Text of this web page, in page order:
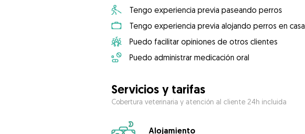
Tengo experiencia previa paseando perros
Tengo experiencia previa alojando perros en casa
Puedo facilitar opiniones de otros clientes
Puedo administrar medicación oral
Servicios y tarifas
Cobertura veterinaria y atención al cliente 24h incluida
Alojamiento